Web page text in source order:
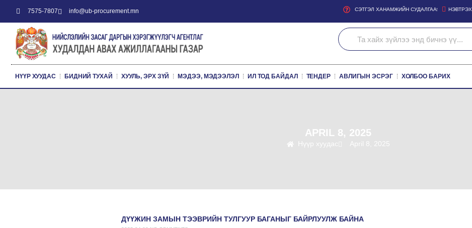
7575-7807 info@ub-procurement.mn СЭТГЭЛ ХАНАМЖИЙН СУДАЛГАА НЭВТРЭХ
НҮҮР ХУУДАС БИДНИЙ ТУХАЙ ХУУЛЬ, ЭРХ ЗҮЙ МЭДЭЭ, МЭДЭЭЛЭЛ ИЛ ТОД БАЙДАЛ ТЕНДЕР АВЛИГЫН ЭСРЭГ ХОЛБОО БАРИХ
APRIL 8, 2025
Нүүр хуудас April 8, 2025
ДҮҮЖИН ЗАМЫН ТЭЭВРИЙН ТУЛГУУР БАГАНЫГ БАЙРЛУУЛЖ БАЙНА